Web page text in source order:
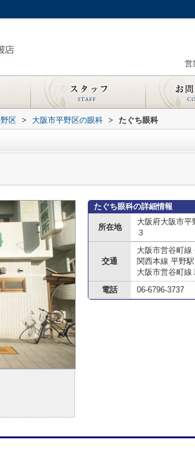
営
区 > 大阪市平野区の眼科 > たぐち眼科
たぐち眼科の詳細情報
所在地
大阪府大阪市平
３
交通
大阪市営谷町線
関西本線 平野駅
大阪市営谷町線
電話
06-6796-3737